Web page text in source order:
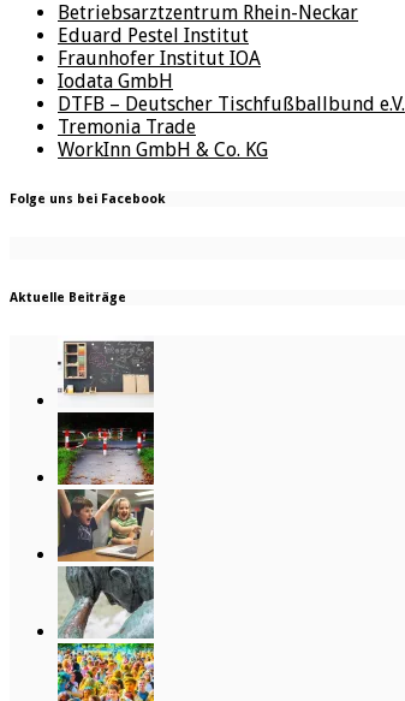
Betriebsarztzentrum Rhein-Neckar
Eduard Pestel Institut
Fraunhofer Institut IOA
Iodata GmbH
DTFB – Deutscher Tischfußballbund e.V.
Tremonia Trade
WorkInn GmbH & Co. KG
Folge uns bei Facebook
Aktuelle Beiträge